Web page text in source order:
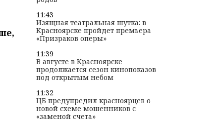
11:43
Изящная театральная шутка: в
Красноярске пройдет премьера
«Призраков оперы»
11:39
В августе в Красноярске
продолжается сезон кинопоказов
под открытым небом
11:32
ЦБ предупредил красноярцев о
новой схеме мошенников с
«заменой счета»